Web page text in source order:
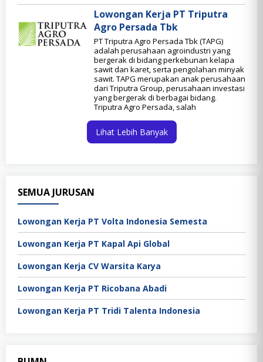
SEMUA JURUSAN
Lowongan Kerja PT Volta Indonesia Semesta
Lowongan Kerja PT Kapal Api Global
Lowongan Kerja CV Warsita Karya
Lowongan Kerja PT Ricobana Abadi
Lowongan Kerja PT Tridi Talenta Indonesia
Lowongan Kerja PT Triputra
Agro Persada Tbk
PT Triputra Agro Persada Tbk (TAPG)
adalah perusahaan agroindustri yang
bergerak di bidang perkebunan kelapa
sawit dan karet, serta pengolahan minyak
sawit. TAPG merupakan anak perusahaan
dari Triputra Group, perusahaan investasi
yang bergerak di berbagai bidang.
Triputra Agro Persada, salah
Lihat Lebih Banyak